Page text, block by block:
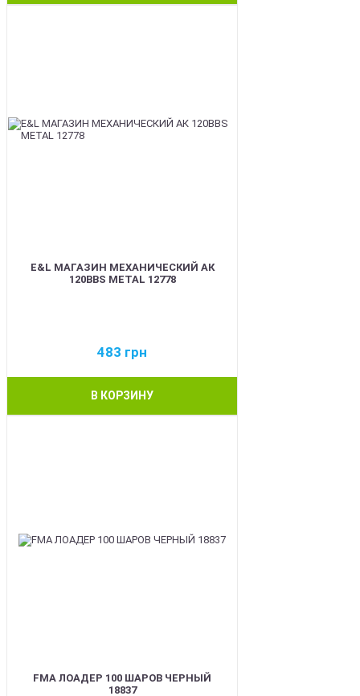
E&L МАГАЗИН МЕХАНИЧЕСКИЙ АК
120BBS METAL 12778
483 грн
В КОРЗИНУ
FMA ЛОАДЕР 100 ШАРОВ ЧЕРНЫЙ
18837